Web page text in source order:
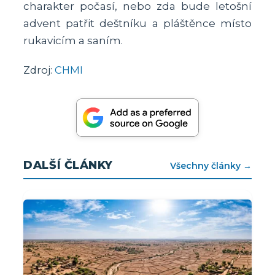
charakter počasí, nebo zda bude letošní
advent patřit deštníku a pláštěnce místo
rukavicím a saním.
Zdroj:CHMI
DALŠÍ ČLÁNKY Všechny články →